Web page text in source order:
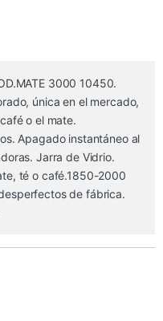
3000 10450.
única en el mercado,
o el mate.
Apagado instantáneo al
Jarra de Vidrio.
té o café.1850-2000
de fábrica.